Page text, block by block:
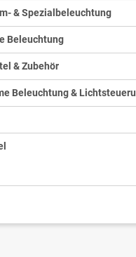
& Spezialbeleuchtung
Beleuchtung
& Zubehör
Beleuchtung &